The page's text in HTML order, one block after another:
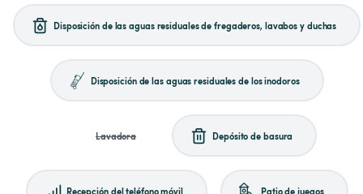
Disposición de las aguas residuales de fregaderos, lavabos y duchas
Disposición de las aguas residuales de los inodoros
Lavadora Depósito de basura
Recepción del teléfono móvil Patio de juegos